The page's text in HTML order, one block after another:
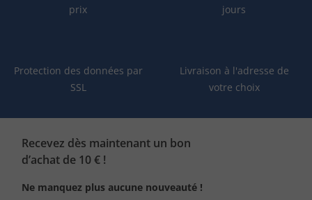
prix
jours
Protection des données par
SSL
Livraison à l'adresse de
votre choix
Recevez dès maintenant un bon
d’achat de 10 € !
Ne manquez plus aucune nouveauté !